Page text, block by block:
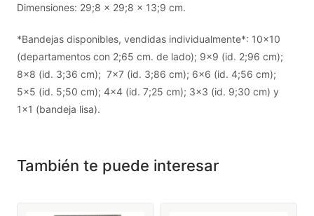
Dimensiones: 29;8 x 29;8 x 13;9 cm.
*Bandejas disponibles, vendidas individualmente*: 10x10
(departamentos con 2;65 cm. de lado); 9x9 (id. 2;96 cm);
8x8 (id. 3;36 cm); 7x7 (id. 3;86 cm); 6x6 (id. 4;56 cm);
5x5 (id. 5;50 cm); 4x4 (id. 7;25 cm); 3x3 (id. 9;30 cm) y
1x1 (bandeja lisa).
También te puede interesar